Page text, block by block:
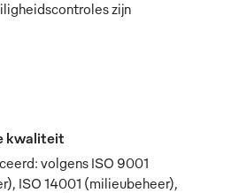
zijn
kwaliteit
volgens ISO 9001
ISO 14001 (milieubeheer),